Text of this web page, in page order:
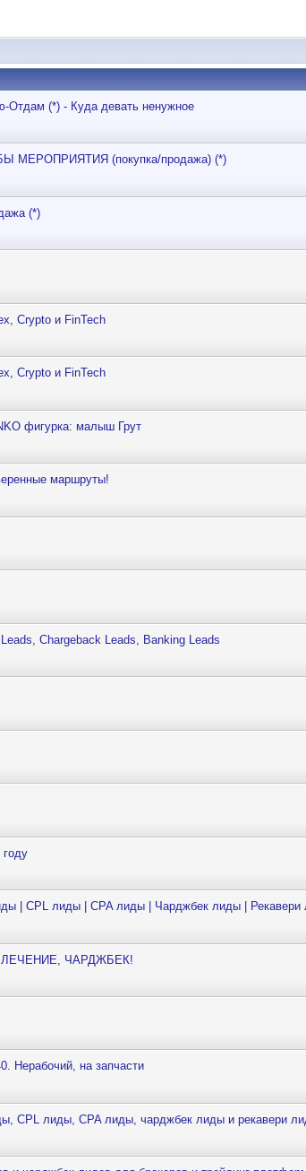
Отдам (*) - Куда девать ненужное
МЕРОПРИЯТИЯ (покупка/продажа) (*)
(*)
Crypto и FinTech
Crypto и FinTech
фигурка: малыш Грут
маршруты!
Chargeback Leads, Banking Leads
| CPL лиды | CPA лиды | Чарджбек лиды |
ЧАРДЖБЕК!
Нерабочий, на запчасти
CPL лиды, CPA лиды, чарджбек лиды и рекавери